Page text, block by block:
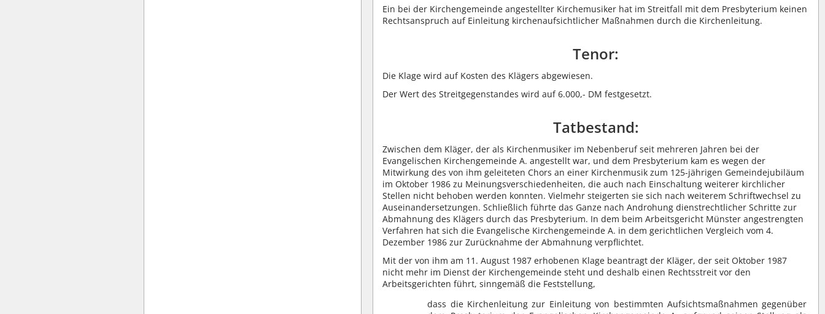
Ein bei der Kirchengemeinde angestellter Kirchemusiker hat im Streitfall mit dem Presbyterium keinen
Rechtsanspruch auf Einleitung kirchenaufsichtlicher Maßnahmen durch die Kirchenleitung.
Tenor:
Die Klage wird auf Kosten des Klägers abgewiesen.
Der Wert des Streitgegenstandes wird auf 6.000,- DM festgesetzt.
Tatbestand:
Zwischen dem Kläger, der als Kirchenmusiker im Nebenberuf seit mehreren Jahren bei der
Evangelischen Kirchengemeinde A. angestellt war, und dem Presbyterium kam es wegen der
Mitwirkung des von ihm geleiteten Chors an einer Kirchenmusik zum 125-jährigen Gemeindejubiläum
im Oktober 1986 zu Meinungsverschiedenheiten, die auch nach Einschaltung weiterer kirchlicher
Stellen nicht behoben werden konnten. Vielmehr steigerten sie sich nach weiterem Schriftwechsel zu
Auseinandersetzungen. Schließlich führte das Ganze nach Androhung dienstrechtlicher Schritte zur
Abmahnung des Klägers durch das Presbyterium. In dem beim Arbeitsgericht Münster angestrengten
Verfahren hat sich die Evangelische Kirchengemeinde A. in dem gerichtlichen Vergleich vom 4.
Dezember 1986 zur Zurücknahme der Abmahnung verpflichtet.
Mit der von ihm am 11. August 1987 erhobenen Klage beantragt der Kläger, der seit Oktober 1987
nicht mehr im Dienst der Kirchengemeinde steht und deshalb einen Rechtsstreit vor den
Arbeitsgerichten führt, sinngemäß die Feststellung,
dass die Kirchenleitung zur Einleitung von bestimmten Aufsichtsmaßnahmen gegenüber